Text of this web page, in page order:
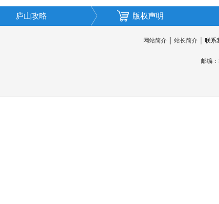
庐山攻略 版权声明
网站简介│ 站长简介│ 联系
邮编